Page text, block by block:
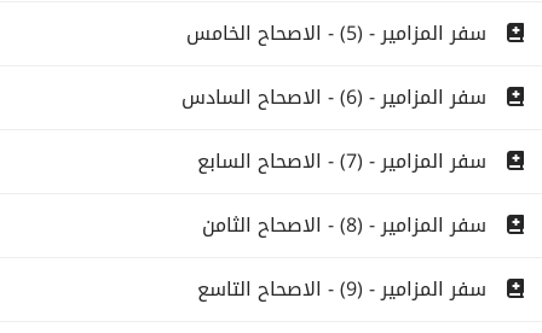
سفر المزامير - (5) - الاصحاح الخامس
سفر المزامير - (6) - الاصحاح السادس
سفر المزامير - (7) - الاصحاح السابع
سفر المزامير - (8) - الاصحاح الثامن
سفر المزامير - (9) - الاصحاح التاسع